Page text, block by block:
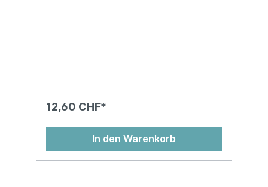
12,60 CHF*
In den Warenkorb